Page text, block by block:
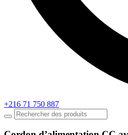
+216 71 750 887